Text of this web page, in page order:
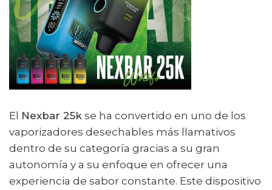
El Nexbar 25k se ha convertido en uno de los
vaporizadores desechables más llamativos
dentro de su categoría gracias a su gran
autonomía y a su enfoque en ofrecer una
experiencia de sabor constante. Este dispositivo